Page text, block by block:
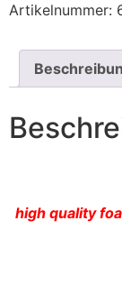
Artikelnummer:
high quality